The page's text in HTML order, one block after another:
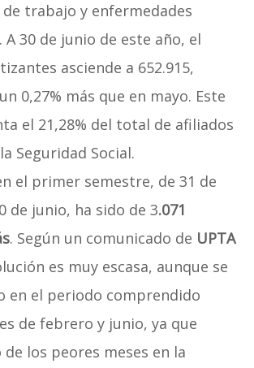
trabajo y enfermedades
30 de junio de este año, el
asciende a 652.915,
0,27% más que en mayo. Este
el 21,28% del total de afiliados
Seguridad Social.
el primer semestre, de 31 de
de junio, ha sido de 3.071
. Según un comunicado de UPTA
es muy escasa, aunque se
en el periodo comprendido
de febrero y junio, ya que
los peores meses en la